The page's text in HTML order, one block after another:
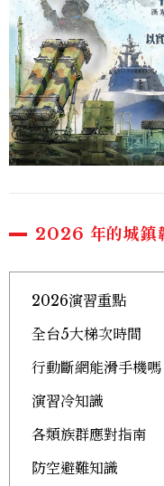
2026 年的城鎮
2026演習重點
全台5大梯次時間
行動斷網能滑手機嗎
演習冷知識
各類族群應對指南
防空避難知識